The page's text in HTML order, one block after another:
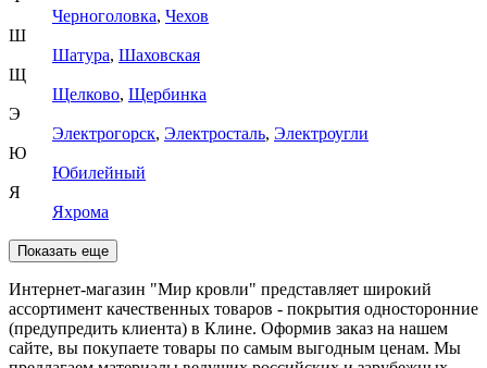
Черноголовка, Чехов
Ш
Шатура, Шаховская
Щ
Щелково, Щербинка
Э
Электрогорск, Электросталь, Электроугли
Ю
Юбилейный
Я
Яхрома
Показать еще
Интернет-магазин "Мир кровли" представляет широкий
ассортимент качественных товаров - покрытия односторонние
(предупредить клиента) в Клине. Оформив заказ на нашем
сайте, вы покупаете товары по самым выгодным ценам. Мы